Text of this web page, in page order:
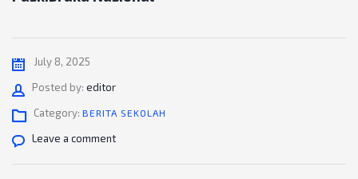
July 8, 2025
Posted by: Author
editor
Category: BERITA SEKOLAH
Leave a comment